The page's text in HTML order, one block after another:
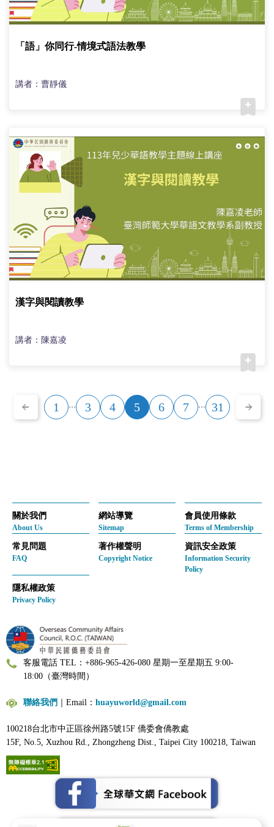
「語」你同行-情境式語法教學
講者：曹靜儀
漢字與閱讀教學
講者：陳嘉凌
1 ... 3 4 5 6 7 ... 31
關於我們
About Us
網站導覽
Sitemap
會員使用條款
Terms of Membership
常見問題
FAQ
著作權聲明
Copyright Notice
資訊安全政策
Information Security
Policy
隱私權政策
Privacy Policy
客服電話 TEL：+886-965-426-080 星期一至星期五 9:00-
18:00（臺灣時間）
聯絡我們 ｜Email： huayuworld@gmail.com
100218台北市中正區徐州路5號15F 僑委會僑教處
15F, No.5, Xuzhou Rd., Zhongzheng Dist., Taipei City 100218, Taiwan